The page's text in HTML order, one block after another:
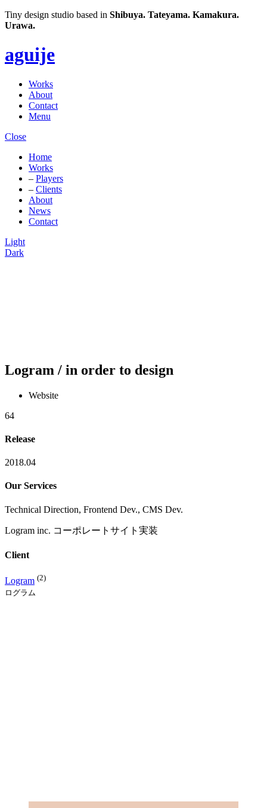
Tiny design studio based in Shibuya. Tateyama. Kamakura.
Urawa.
aguije
Works
About
Contact
Menu
Close
Home
Works
– Players
– Clients
About
News
Contact
Light
Dark
Logram / in order to design
Website
64
Release
2018.04
Our Services
Technical Direction, Frontend Dev., CMS Dev.
Logram inc. コーポレートサイト実装
Client
Logram (2)
ログラム